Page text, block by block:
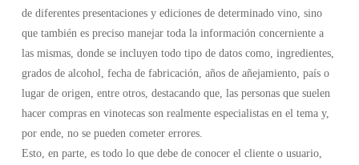
de diferentes presentaciones y ediciones de determinado vino, sino
que también es preciso manejar toda la información concerniente a
las mismas, donde se incluyen todo tipo de datos como, ingredientes,
grados de alcohol, fecha de fabricación, años de añejamiento, país o
lugar de origen, entre otros, destacando que, las personas que suelen
hacer compras en vinotecas son realmente especialistas en el tema y,
por ende, no se pueden cometer errores.
Esto, en parte, es todo lo que debe de conocer el cliente o usuario,